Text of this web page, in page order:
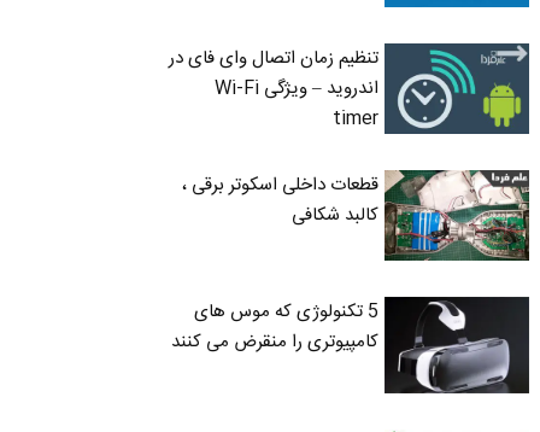
تنظیم زمان اتصال وای فای در
اندروید – ویژگی Wi-Fi
timer
قطعات داخلی اسکوتر برقی ،
کالبد شکافی
5 تکنولوژی که موس های
کامپیوتری را منقرض می کنند